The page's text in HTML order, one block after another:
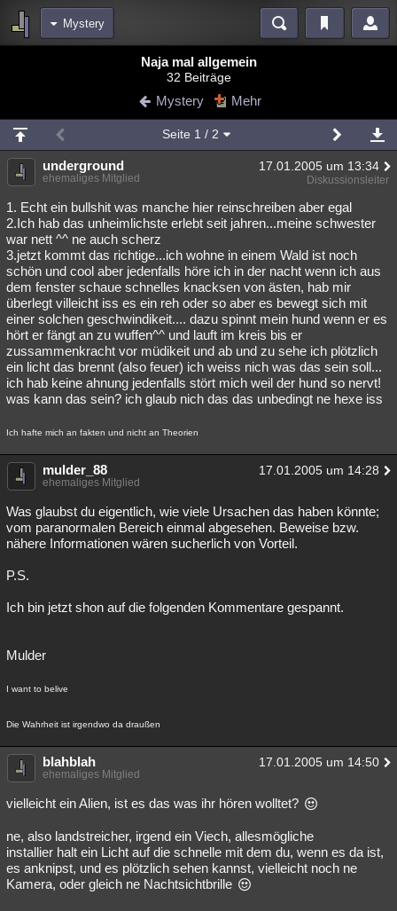
Mystery
Blogs
Chat Wiki Neuigkeiten
meine Rubriken
Menschen Wissenschaft Mystery Kriminalfälle
Spiritualität Verschwörungen Technologie Ufologie
Natur Umfragen Unterhaltung
weitere Rubriken
Philosophie Träume Orte Esoterik Literatur
Astronomie Helpdesk Gruppen Gaming Filme
Musik Clash Verbesserungen Allmystery English
Übersichten
Lesenswert Schlüsselwörter
Naja mal allgemein
32 Beiträge
Mystery Mehr
Seite 1 / 2
underground 17.01.2005 um 13:34
ehemaliges Mitglied Diskussionsleiter
1. Echt ein bullshit was manche hier reinschreiben aber egal
2.Ich hab das unheimlichste erlebt seit jahren...meine schwester
war nett ^^ ne auch scherz
3.jetzt kommt das richtige...ich wohne in einem Wald ist noch
schön und cool aber jedenfalls höre ich in der nacht wenn ich aus
dem fenster schaue schnelles knacksen von ästen, hab mir
überlegt villeicht iss es ein reh oder so aber es bewegt sich mit
einer solchen geschwindikeit.... dazu spinnt mein hund wenn er es
hört er fängt an zu wuffen^^ und lauft im kreis bis er
zussammenkracht vor müdikeit und ab und zu sehe ich plötzlich
ein licht das brennt (also feuer) ich weiss nich was das sein soll...
ich hab keine ahnung jedenfalls stört mich weil der hund so nervt!
was kann das sein? ich glaub nich das das unbedingt ne hexe iss
Ich hafte mich an fakten und nicht an Theorien
mulder_88 17.01.2005 um 14:28
ehemaliges Mitglied
Was glaubst du eigentlich, wie viele Ursachen das haben könnte;
vom paranormalen Bereich einmal abgesehen. Beweise bzw.
nähere Informationen wären sucherlich von Vorteil.
P.S.
Ich bin jetzt shon auf die folgenden Kommentare gespannt.
Mulder
I want to belive
Die Wahrheit ist irgendwo da draußen
blahblah 17.01.2005 um 14:50
ehemaliges Mitglied
vielleicht ein Alien, ist es das was ihr hören wolltet?
ne, also landstreicher, irgend ein Viech, allesmögliche
installier halt ein Licht auf die schnelle mit dem du, wenn es da ist,
es anknipst, und es plötzlich sehen kannst, vielleicht noch ne
Kamera, oder gleich ne Nachtsichtbrille